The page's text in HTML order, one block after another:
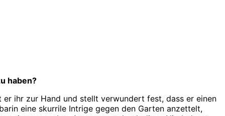
haben?
ihr zur Hand und stellt verwundert fest, dass er einen
eine skurrile Intrige gegen den Garten anzettelt,